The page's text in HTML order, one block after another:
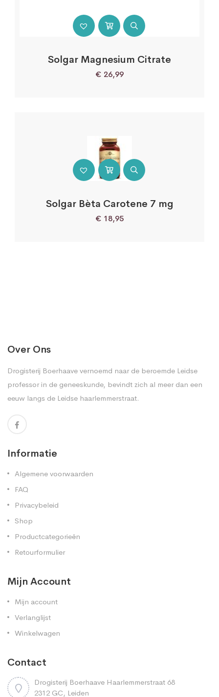
Solgar Magnesium Citrate
€ 26,99
Solgar Bèta Carotene 7 mg
€ 18,95
Over Ons
Drogisterij Boerhaave vernoemd naar de beroemde Leidse
professor in de geneeskunde, bevindt zich al meer dan een
eeuw langs de Leidse haarlemmerstraat.
Informatie
Algemene voorwaarden
FAQ
Privacybeleid
Shop
Productcategorieën
Retourformulier
Mijn Account
Mijn account
Verlanglijst
Winkelwagen
Contact
Drogisterij Boerhaave Haarlemmerstraat 68
2312 GC, Leiden